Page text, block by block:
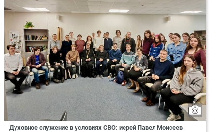
Духовное служение в условиях СВО: иерей Павел Моисеев